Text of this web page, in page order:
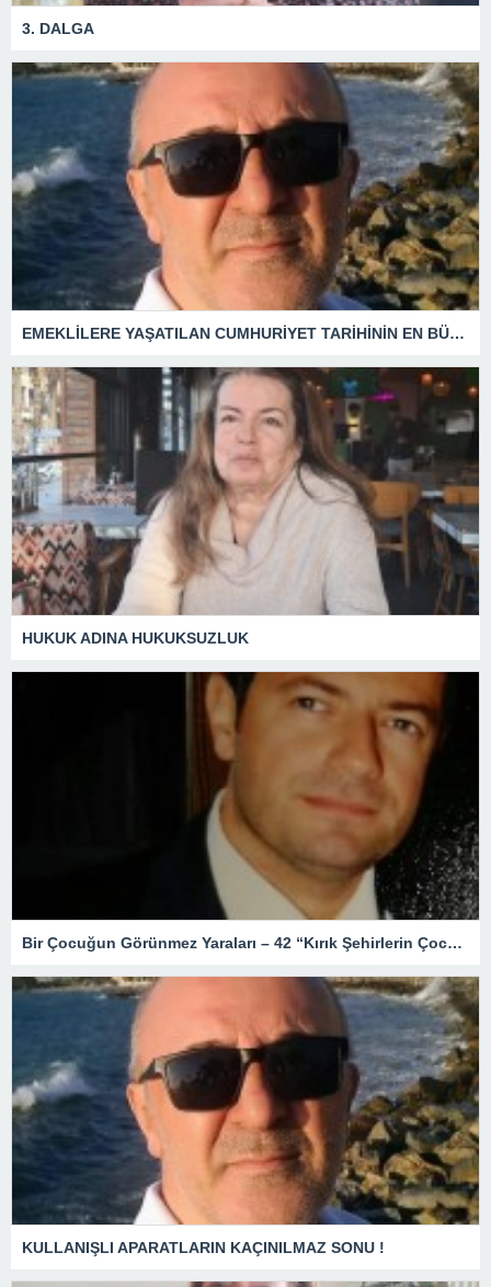
3. DALGA
EMEKLİLERE YAŞATILAN CUMHURİYET TARİHİNİN EN BÜYÜK ZULMÜNÜN DERİN ANALİZİ !
HUKUK ADINA HUKUKSUZLUK
Bir Çocuğun Görünmez Yaraları – 42 “Kırık Şehirlerin Çocukları”
KULLANIŞLI APARATLARIN KAÇINILMAZ SONU !